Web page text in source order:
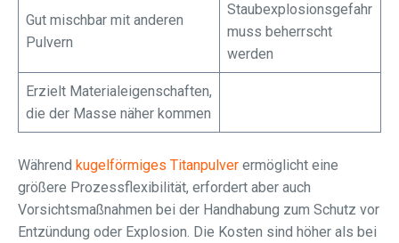
Gut mischbar mit anderen
Pulvern
Staubexplosionsgefahr
muss beherrscht
werden
Erzielt Materialeigenschaften,
die der Masse näher kommen
Während kugelförmiges Titanpulver ermöglicht eine
größere Prozessflexibilität, erfordert aber auch
Vorsichtsmaßnahmen bei der Handhabung zum Schutz vor
Entzündung oder Explosion. Die Kosten sind höher als bei